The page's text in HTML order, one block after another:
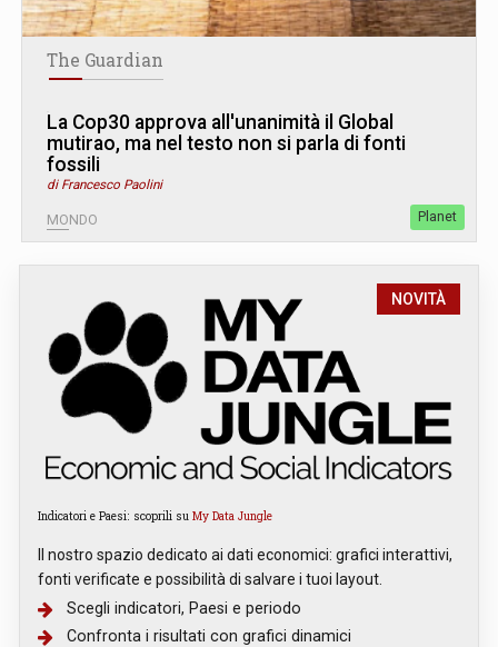
The Guardian
La Cop30 approva all'unanimità il Global
mutirao, ma nel testo non si parla di fonti
fossili
di Francesco Paolini
MONDO Planet
NOVITÀ
Indicatori e Paesi: scoprili su My Data Jungle
Il nostro spazio dedicato ai dati economici: grafici interattivi,
fonti verificate e possibilità di salvare i tuoi layout.
Scegli indicatori, Paesi e periodo
Confronta i risultati con grafici dinamici